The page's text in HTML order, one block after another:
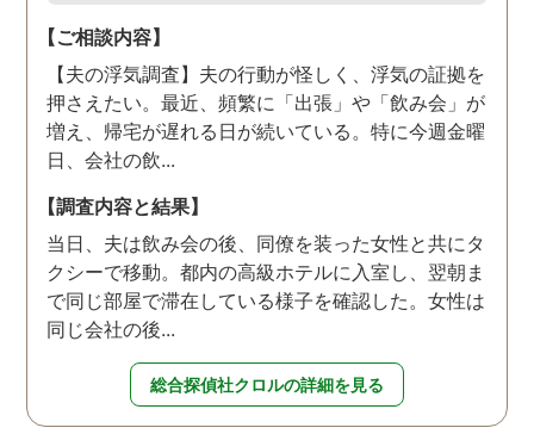
【ご相談内容】
【夫の浮気調査】夫の行動が怪しく、浮気の証拠を
押さえたい。最近、頻繁に「出張」や「飲み会」が
増え、帰宅が遅れる日が続いている。特に今週金曜
日、会社の飲...
【調査内容と結果】
当日、夫は飲み会の後、同僚を装った女性と共にタ
クシーで移動。都内の高級ホテルに入室し、翌朝ま
で同じ部屋で滞在している様子を確認した。女性は
同じ会社の後...
総合探偵社クロルの詳細を見る